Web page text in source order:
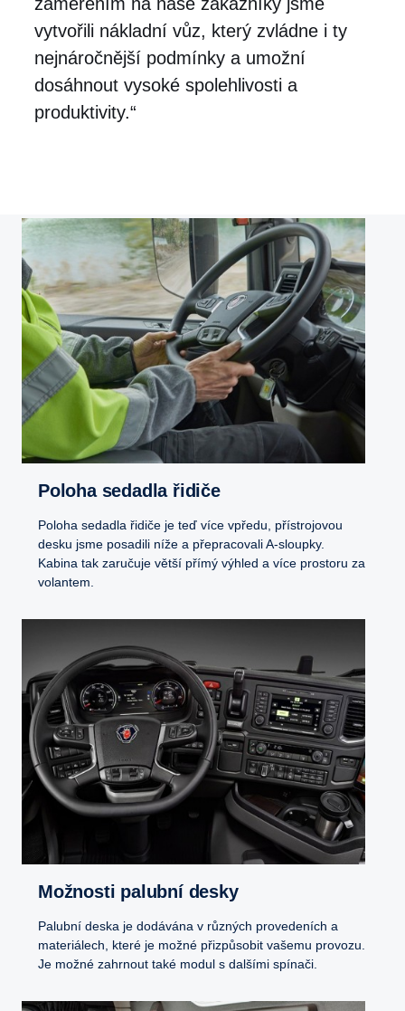
vytvořili nákladní vůz, který zvládne i ty
nejnáročnější podmínky a umožní
dosáhnout vysoké spolehlivosti a
produktivity.“
Poloha sedadla řidiče
Poloha sedadla řidiče je teď více vpředu, přístrojovou
desku jsme posadili níže a přepracovali A-sloupky.
Kabina tak zaručuje větší přímý výhled a více prostoru za
volantem.
Možnosti palubní desky
Palubní deska je dodávána v různých provedeních a
materiálech, které je možné přizpůsobit vašemu provozu.
Je možné zahrnout také modul s dalšími spínači.